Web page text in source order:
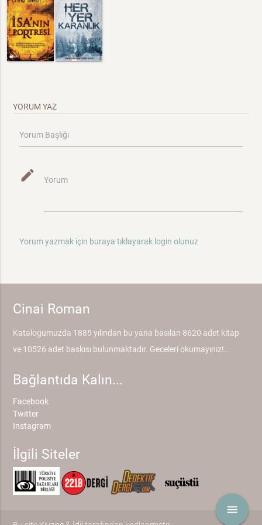
menu
YORUM YAZ
Yorum Başlığı
mode_edit Yorum
Yorum yazmak için buraya tıklayarak login olunuz
Cinai Roman
Katalogumuzda 1885 yılından bu yana basılan 8620 adet kitap
ve 10526 adet baskısı bulunmaktadır. Geceleri okumayınız!..
Bağlantıda Kalın...
Facebook
Twitter
Instagram
İlgili Siteler